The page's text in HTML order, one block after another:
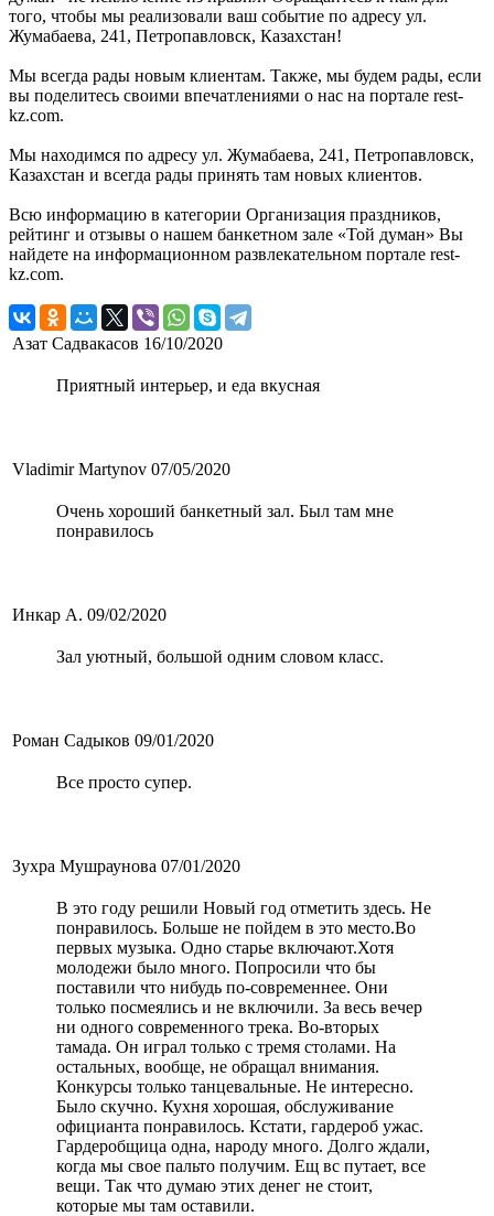
того, чтобы мы реализовали ваш событие по адресу ул.
Жумабаева, 241, Петропавловск, Казахстан!
Мы всегда рады новым клиентам. Также, мы будем рады, если
вы поделитесь своими впечатлениями о нас на портале rest-
kz.com.
Мы находимся по адресу ул. Жумабаева, 241, Петропавловск,
Казахстан и всегда рады принять там новых клиентов.
Всю информацию в категории Организация праздников,
рейтинг и отзывы о нашем банкетном зале «Той думан» Вы
найдете на информационном развлекательном портале rest-
kz.com.
Азат Садвакасов 16/10/2020
Приятный интерьер, и еда вкусная
Vladimir Martynov 07/05/2020
Очень хороший банкетный зал. Был там мне
понравилось
Инкар А. 09/02/2020
Зал уютный, большой одним словом класс.
Роман Садыков 09/01/2020
Все просто супер.
Зухра Мушраунова 07/01/2020
В это году решили Новый год отметить здесь. Не
понравилось. Больше не пойдем в это место.Во
первых музыка. Одно старье включают.Хотя
молодежи было много. Попросили что бы
поставили что нибудь по-современнее. Они
только посмеялись и не включили. За весь вечер
ни одного современного трека. Во-вторых
тамада. Он играл только с тремя столами. На
остальных, вообще, не обращал внимания.
Конкурсы только танцевальные. Не интересно.
Было скучно. Кухня хорошая, обслуживание
официанта понравилось. Кстати, гардероб ужас.
Гардеробщица одна, народу много. Долго ждали,
когда мы свое пальто получим. Ещ вс путает, все
вещи. Так что думаю этих денег не стоит,
которые мы там оставили.